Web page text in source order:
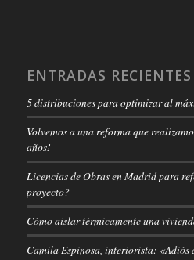
ENTRADAS RECIENTES
5 distribuciones para optimizar al
Volvemos a una reforma que
años!
Licencias de Obras en Madrid para
proyecto?
Cómo aislar térmicamente una
Camila Espinosa, interiorista: